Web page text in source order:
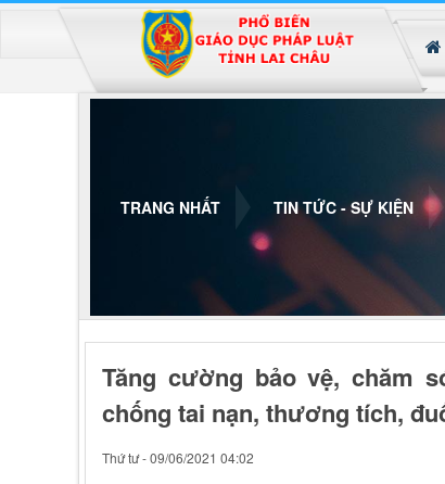
TRANG NHẤT TIN TỨC - SỰ KIỆN
Tăng cường bảo vệ, chăm
chống tai nạn, thương tích,
Thứ tư - 09/06/2021 04:02
Đã kết nối EMC